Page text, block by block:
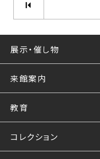
展示・催し物
来館案内
教育
コレクション